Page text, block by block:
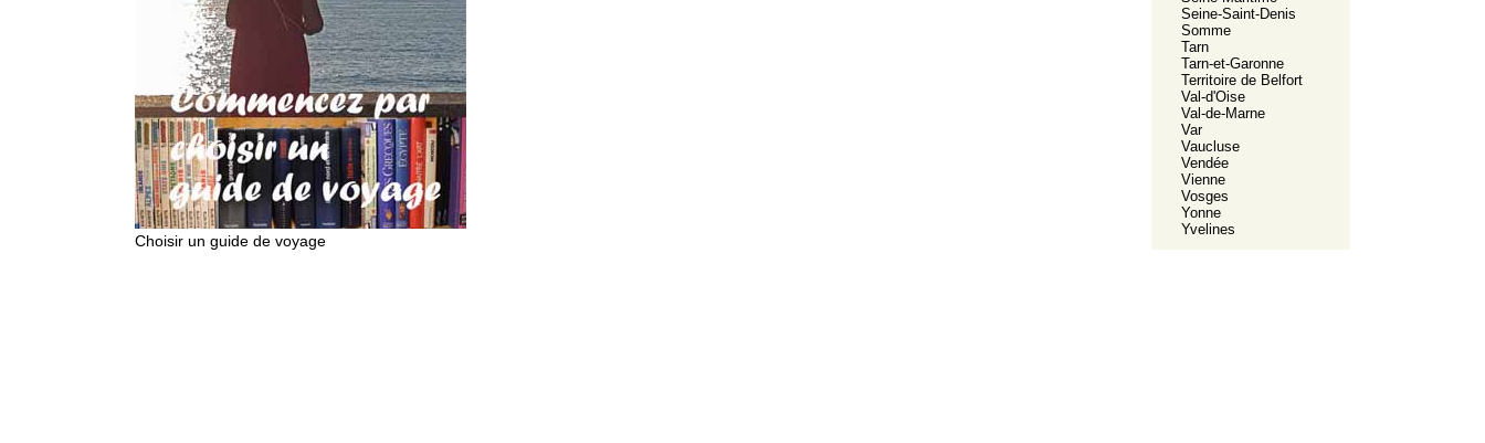
Choisir un guide de voyage
Seine-Saint-Denis
Somme
Tarn
Tarn-et-Garonne
Territoire de Belfort
Val-d'Oise
Val-de-Marne
Var
Vaucluse
Vendée
Vienne
Vosges
Yonne
Yvelines